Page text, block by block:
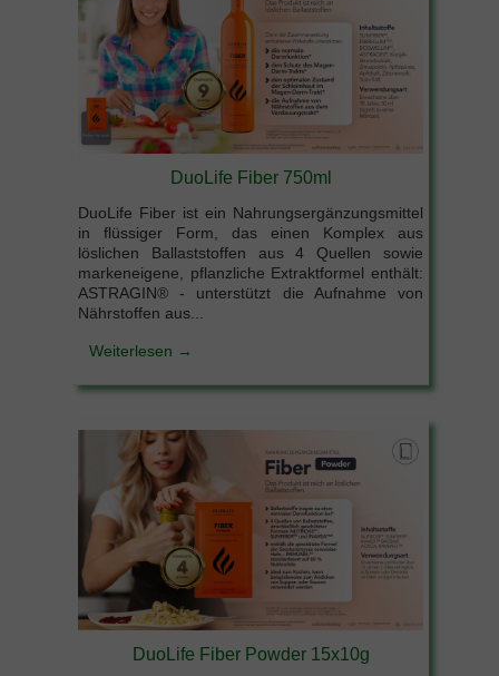
DuoLife Fiber 750ml
DuoLife Fiber ist ein Nahrungsergänzungsmittel
in flüssiger Form, das einen Komplex aus
löslichen Ballaststoffen aus 4 Quellen sowie
markeneigene, pflanzliche Extraktformel enthält:
ASTRAGIN® - unterstützt die Aufnahme von
Nährstoffen aus...
Weiterlesen →
DuoLife Fiber Powder 15x10g